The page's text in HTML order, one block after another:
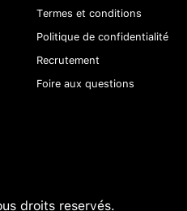
Termes et conditions
Politique de confidentialité
Recrutement
Foire aux questions
droits reservés.